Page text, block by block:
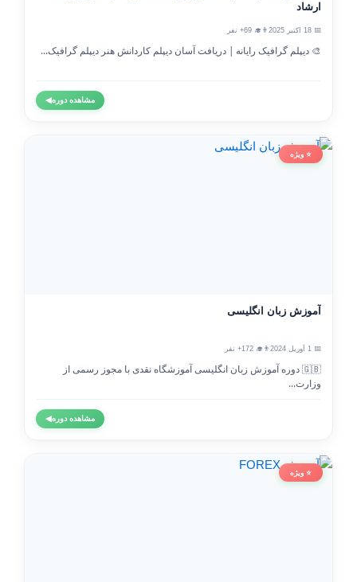
ارشاد
📅 18 اکتبر 2025 👨‍🎓 69+ نفر
🎨 دیپلم گرافیک رایانه | دریافت آسان دیپلم کاردانش هنر دیپلم گرافیک...
مشاهده دوره◀
⭐ ویژه
آموزش زبان انگلیسی
📅 1 آوریل 2024 👨‍🎓 172+ نفر
🇬🇧 دوره آموزش زبان انگلیسی آموزشگاه نقدی با مجوز رسمی از
وزارت...
مشاهده دوره◀
⭐ ویژه